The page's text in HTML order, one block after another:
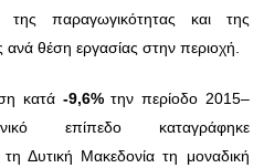
παραγωγικότητας και της
ανά θέση εργασίας στην περιοχή.
κατά -9,6%την περίοδο 2015–
επίπεδο καταγράφηκε
τη Δυτική Μακεδονία τη μοναδική